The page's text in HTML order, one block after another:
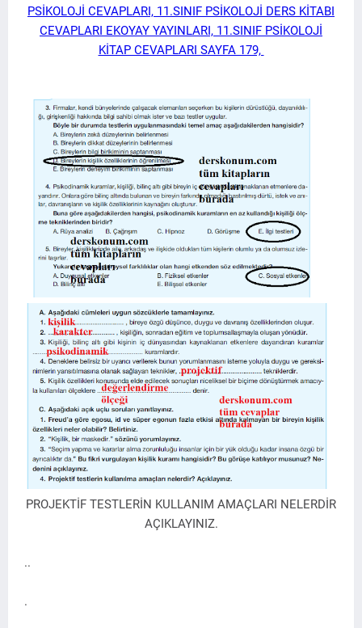
PSİKOLOJİ CEVAPLARI, 11.SINIF PSİKOLOJİ DERS KİTABI
CEVAPLARI EKOYAY YAYINLARI, 11.SINIF PSİKOLOJİ
KİTAP CEVAPLARI SAYFA 179,
PROJEKTİF TESTLERİN KULLANIM AMAÇLARI NELERDİR
AÇIKLAYINIZ.
..
.